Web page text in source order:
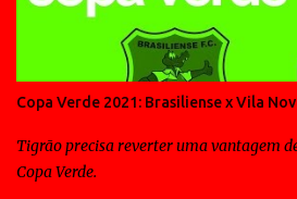
Copa Verde 2021: Brasiliense x Vila
Tigrão precisa reverter uma vantagem
Copa Verde.